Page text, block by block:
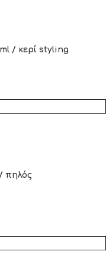
/ κερί styling
/ πηλός